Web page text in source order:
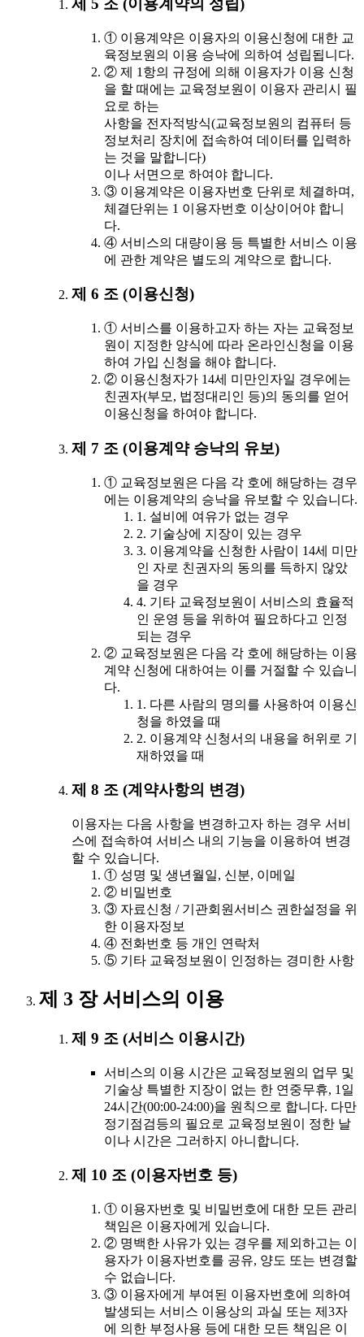
제 5 조 (이용계약의 성립)
① 이용계약은 이용자의 이용신청에 대한 교
육정보원의 이용 승낙에 의하여 성립됩니다.
② 제 1항의 규정에 의해 이용자가 이용 신청
을 할 때에는 교육정보원이 이용자 관리시 필
요로 하는
사항을 전자적방식(교육정보원의 컴퓨터 등
정보처리 장치에 접속하여 데이터를 입력하
는 것을 말합니다)
이나 서면으로 하여야 합니다.
③ 이용계약은 이용자번호 단위로 체결하며,
체결단위는 1 이용자번호 이상이어야 합니
다.
④ 서비스의 대량이용 등 특별한 서비스 이용
에 관한 계약은 별도의 계약으로 합니다.
제 6 조 (이용신청)
① 서비스를 이용하고자 하는 자는 교육정보
원이 지정한 양식에 따라 온라인신청을 이용
하여 가입 신청을 해야 합니다.
② 이용신청자가 14세 미만인자일 경우에는
친권자(부모, 법정대리인 등)의 동의를 얻어
이용신청을 하여야 합니다.
제 7 조 (이용계약 승낙의 유보)
① 교육정보원은 다음 각 호에 해당하는 경우
에는 이용계약의 승낙을 유보할 수 있습니다.
1. 설비에 여유가 없는 경우
2. 기술상에 지장이 있는 경우
3. 이용계약을 신청한 사람이 14세 미만
인 자로 친권자의 동의를 득하지 않았
을 경우
4. 기타 교육정보원이 서비스의 효율적
인 운영 등을 위하여 필요하다고 인정
되는 경우
② 교육정보원은 다음 각 호에 해당하는 이용
계약 신청에 대하여는 이를 거절할 수 있습니
다.
1. 다른 사람의 명의를 사용하여 이용신
청을 하였을 때
2. 이용계약 신청서의 내용을 허위로 기
재하였을 때
제 8 조 (계약사항의 변경)
이용자는 다음 사항을 변경하고자 하는 경우 서비
스에 접속하여 서비스 내의 기능을 이용하여 변경
할 수 있습니다.
① 성명 및 생년월일, 신분, 이메일
② 비밀번호
③ 자료신청 / 기관회원서비스 권한설정을 위
한 이용자정보
④ 전화번호 등 개인 연락처
⑤ 기타 교육정보원이 인정하는 경미한 사항
제 3 장 서비스의 이용
제 9 조 (서비스 이용시간)
서비스의 이용 시간은 교육정보원의 업무 및
기술상 특별한 지장이 없는 한 연중무휴, 1일
24시간(00:00-24:00)을 원칙으로 합니다. 다만
정기점검등의 필요로 교육정보원이 정한 날
이나 시간은 그러하지 아니합니다.
제 10 조 (이용자번호 등)
① 이용자번호 및 비밀번호에 대한 모든 관리
책임은 이용자에게 있습니다.
② 명백한 사유가 있는 경우를 제외하고는 이
용자가 이용자번호를 공유, 양도 또는 변경할
수 없습니다.
③ 이용자에게 부여된 이용자번호에 의하여
발생되는 서비스 이용상의 과실 또는 제3자
에 의한 부정사용 등에 대한 모든 책임은 이